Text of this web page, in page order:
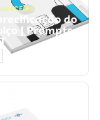
do
| Prompts